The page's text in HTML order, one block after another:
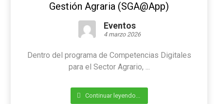
Gestión Agraria (SGA@App)
Eventos
4 marzo 2026
Dentro del programa de Competencias Digitales
para el Sector Agrario, ...
Continuar leyendo...